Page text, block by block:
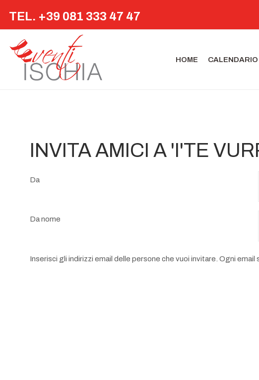
TEL. +39 081 333 47 47
HOME CALENDARIO
INVITA AMICI A 'I'TE
Da
Da nome
Inserisci gli indirizzi email delle persone che vuoi invitare. Ogni email